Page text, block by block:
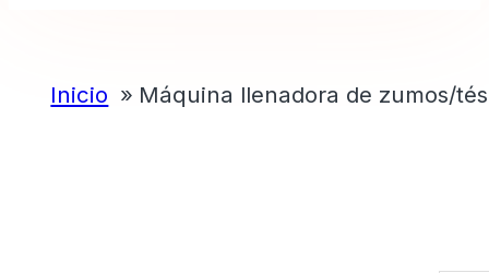
Inicio Máquina llenadora de zumos/tés